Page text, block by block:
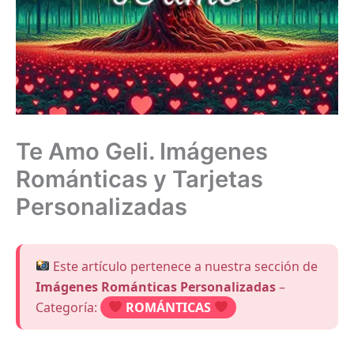
Te Amo Geli. Imágenes
Románticas y Tarjetas
Personalizadas
Este artículo pertenece a nuestra sección de
Imágenes Románticas Personalizadas–
Categoría:
ROMÁNTICAS